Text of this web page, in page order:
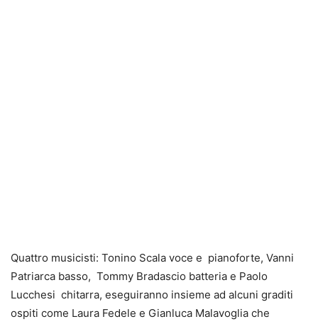
Quattro musicisti: Tonino Scala voce e pianoforte, Vanni
Patriarca basso, Tommy Bradascio batteria e Paolo
Lucchesi chitarra, eseguiranno insieme ad alcuni graditi
ospiti come Laura Fedele e Gianluca Malavoglia che